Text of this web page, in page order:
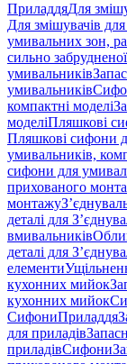
ПриладдяДля
Для змішувачів
умивальних зон,
сильно
умивальників
умивальників
компактні моделі
моделіПляшкові
Пляшкові сифони
умивальників,
сифони для
прихованого
монтажу
деталі для
вмивальників
деталі для
елементи
кухонних мийок
кухонних мийок
СифониПриладдя
для приладів
приладівСифони